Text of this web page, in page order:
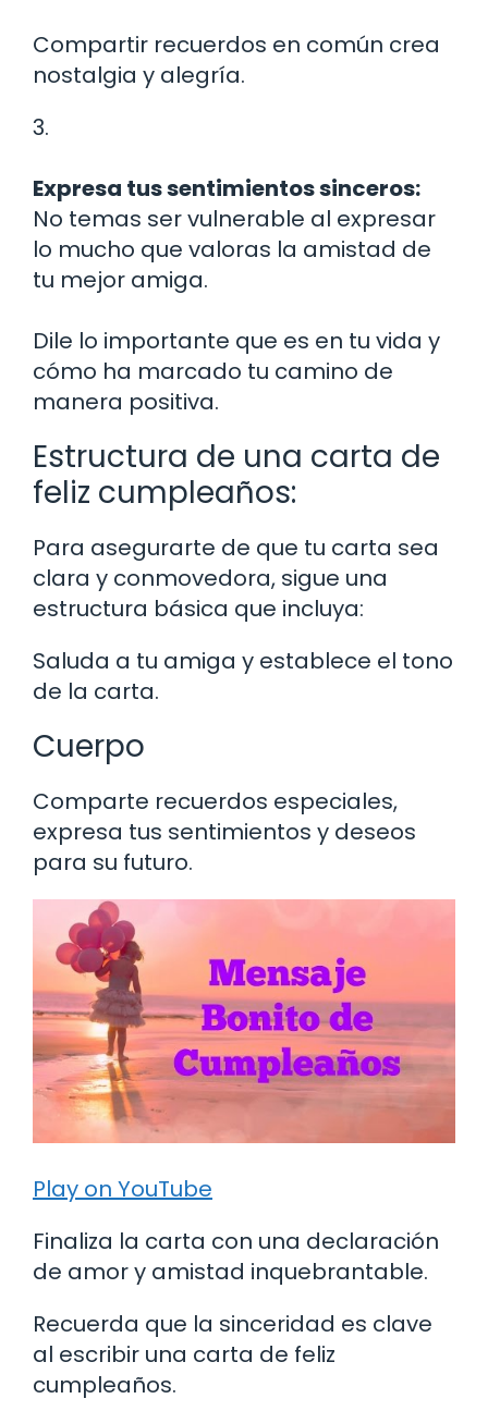
Compartir recuerdos en común crea
nostalgia y alegría.
3.
Expresa tus sentimientos sinceros:
No temas ser vulnerable al expresar
lo mucho que valoras la amistad de
tu mejor amiga.
Dile lo importante que es en tu vida y
cómo ha marcado tu camino de
manera positiva.
Estructura de una carta de
feliz cumpleaños:
Para asegurarte de que tu carta sea
clara y conmovedora, sigue una
estructura básica que incluya:
Saluda a tu amiga y establece el tono
de la carta.
Cuerpo
Comparte recuerdos especiales,
expresa tus sentimientos y deseos
para su futuro.
Play on YouTube
Finaliza la carta con una declaración
de amor y amistad inquebrantable.
Recuerda que la sinceridad es clave
al escribir una carta de feliz
cumpleaños.